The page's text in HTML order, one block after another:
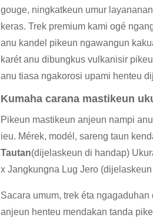
gouge, ningkatkeun umur
keras. Trek premium kami ogé
anu kandel pikeun ngawangun
karét anu dibungkus vulkanisir
anu tiasa ngakorosi upami henteu
Kumaha carana mastikeun
Pikeun mastikeun anjeun nampi
ieu. Mérek, modél, sareng taun
Tautan(dijelaskeun di handap)
x Jangkungna Lug Jero
Sacara umum, trek éta
anjeun henteu mendakan tanda